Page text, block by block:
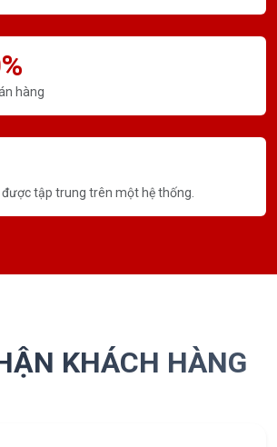
hàng
tập trung trên một hệ thống.
KHÁCH HÀNG